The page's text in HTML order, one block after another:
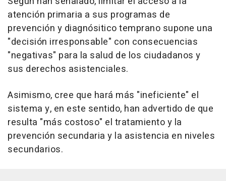
atención primaria a sus programas de
prevención y diagnósitico temprano supone una
"decisión irresponsable" con consecuencias
"negativas" para la salud de los ciudadanos y
sus derechos asistenciales.
Asimismo, cree que hará más "ineficiente" el
sistema y, en este sentido, han advertido de que
resulta "más costoso" el tratamiento y la
prevención secundaria y la asistencia en niveles
secundarios.